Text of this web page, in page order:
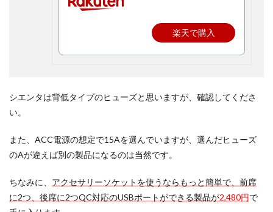
楽天で購入
シエンタは背低タイプのヒューズと思いますが、確認してくださ
い。
また、ACC電源の想定で15Aを選んでいますが、選んだヒューズ
のAが違えば別の製品になるのは当然です。
ちなみに、 アクセサリーソケットを使うならもっと簡単で、前席
に2つ、後席に2つQC対応のUSBポートができる製品が2,480円で